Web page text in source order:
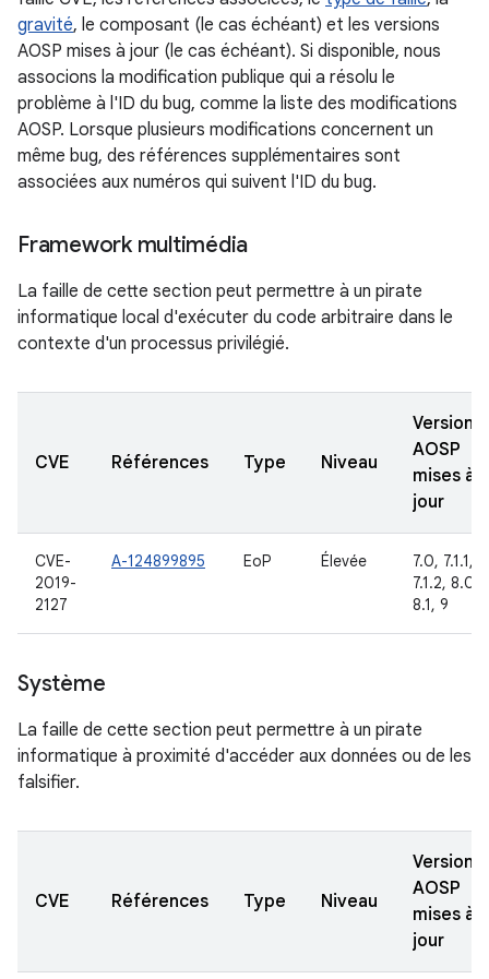
gravité, le composant (le cas échéant) et les versions
AOSP mises à jour (le cas échéant). Si disponible, nous
associons la modification publique qui a résolu le
problème à l'ID du bug, comme la liste des modifications
AOSP. Lorsque plusieurs modifications concernent un
même bug, des références supplémentaires sont
associées aux numéros qui suivent l'ID du bug.
Framework multimédia
La faille de cette section peut permettre à un pirate
informatique local d'exécuter du code arbitraire dans le
contexte d'un processus privilégié.
CVE Références Type Niveau
Versions
AOSP
mises à
jour
CVE-
2019-
2127
A-124899895 EoP Élevée
7.0, 7.1.1,
7.1.2, 8.0,
8.1, 9
Système
La faille de cette section peut permettre à un pirate
informatique à proximité d'accéder aux données ou de les
falsifier.
CVE Références Type Niveau
Versions
AOSP
mises à
jour